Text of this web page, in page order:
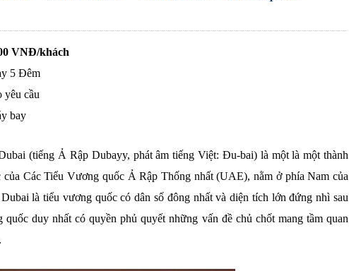
VNĐ/khách
5 Đêm
yêu cầu
bay
(tiếng Ả Rập Dubayy, phát âm tiếng Việt: Đu-bai) là một là một thành
Các Tiểu Vương quốc Ả Rập Thống nhất (UAE), nằm ở phía Nam của
là tiểu vương quốc có dân số đông nhất và diện tích lớn đứng nhì sau
duy nhất có quyền phủ quyết những vấn đề chủ chốt mang tầm quan